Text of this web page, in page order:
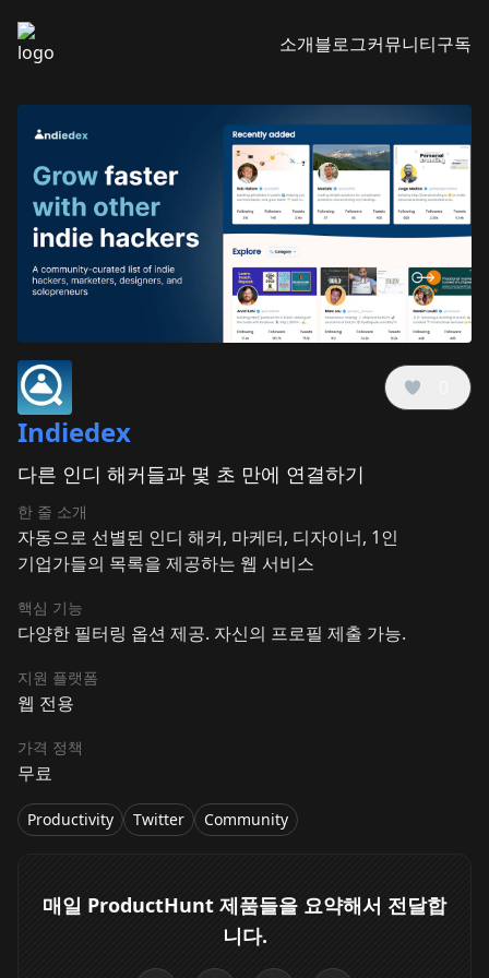
소개블로그커뮤니티구독
Indiedex
다른 인디 해커들과 몇 초 만에 연결하기
한 줄 소개
자동으로 선별된 인디 해커, 마케터, 디자이너, 1인
기업가들의 목록을 제공하는 웹 서비스
핵심 기능
다양한 필터링 옵션 제공. 자신의 프로필 제출 가능.
지원 플랫폼
웹 전용
가격 정책
무료
Productivity Twitter Community
매일 ProductHunt 제품들을 요약해서 전달합
니다.